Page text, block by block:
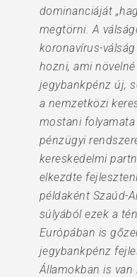
dominanciáját
megtörni. A
koronavírus-
hozni, ami
jegybankpénz új,
a nemzetközi
mostani
pénzügyi
kereskedelmi
elkezdte
példaként Szaúd-
súlyából ezek a
Európában is
jegybankpénz
Államokban is van